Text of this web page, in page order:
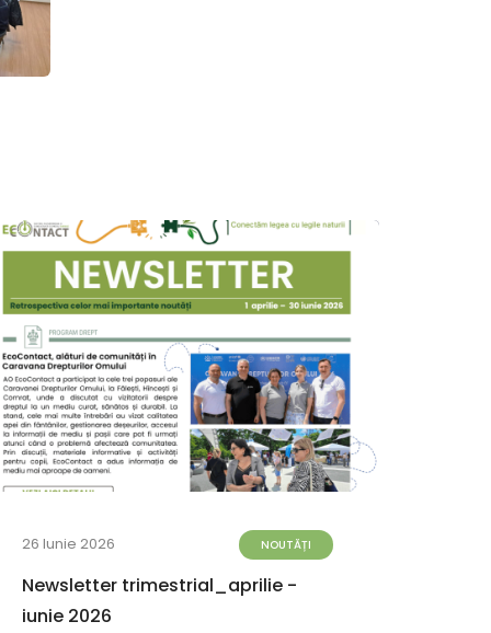
26 Iunie 2026 NOUTĂȚI
Newsletter trimestrial_aprilie -
iunie 2026